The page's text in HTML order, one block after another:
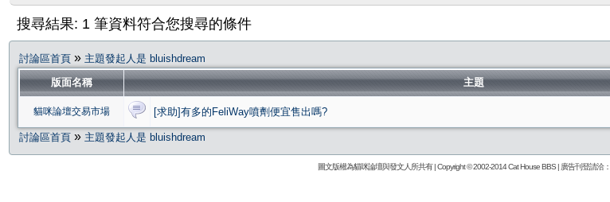
搜尋結果: 1 筆資料符合您搜尋的條件
討論區首頁 » 主題發起人是 bluishdream
版面名稱
主題
貓咪論壇交易市場 [求助]有多的FeliWay噴劑便宜售出嗎?
討論區首頁 » 主題發起人是 bluishdream
圖文版權為貓咪論壇與發文人所共有 | Copyright © 2002-2014Cat House BBS| 廣告刊登請洽：